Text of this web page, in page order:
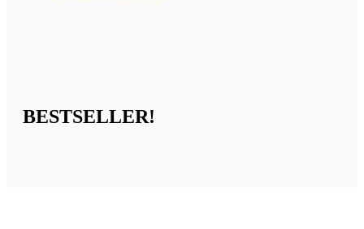
BESTSELLER!